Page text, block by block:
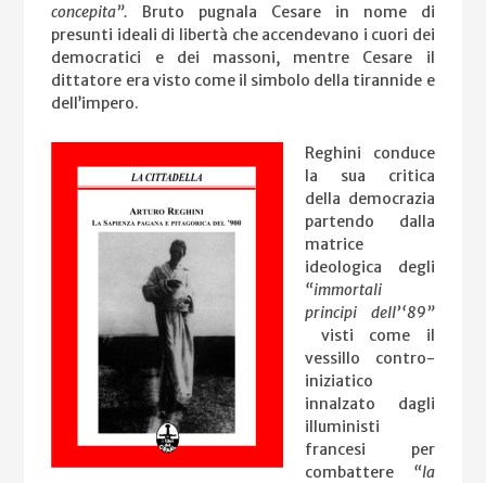
concepita”. Bruto pugnala Cesare in nome di
presunti ideali di libertà che accendevano i cuori dei
democratici e dei massoni, mentre Cesare il
dittatore era visto come il simbolo della tirannide e
dell’impero.
Reghini conduce
la sua critica
della democrazia
partendo dalla
matrice
ideologica degli
“immortali
principi dell’‘89”
visti come il
vessillo contro-
iniziatico
innalzato dagli
illuministi
francesi per
combattere “la